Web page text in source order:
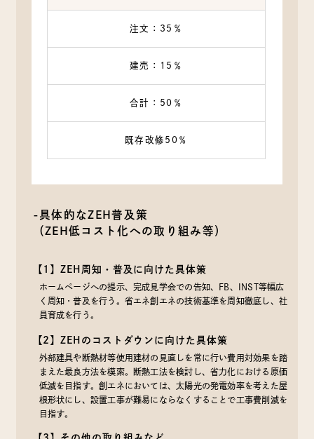
注文：35％
建売：15％
合計：50％
既存改修50％
-具体的なZEH普及策
（ZEH低コスト化への取り組み等）
【1】ZEH周知・普及に向けた具体策
ホームページへの提示、完成見学会での告知、FB、INST等幅広
く周知・普及を行う。省エネ創エネの技術基準を周知徹底し、社
員育成を行う。
【2】ZEHのコストダウンに向けた具体策
外部建具や断熱材等使用建材の見直しを常に行い費用対効果を踏
まえた最良方法を模索。断熱工法を検討し、省力化における原価
低減を目指す。創エネにおいては、太陽光の発電効率を考えた屋
根形状にし、設置工事が難易にならなくすることで工事費削減を
目指す。